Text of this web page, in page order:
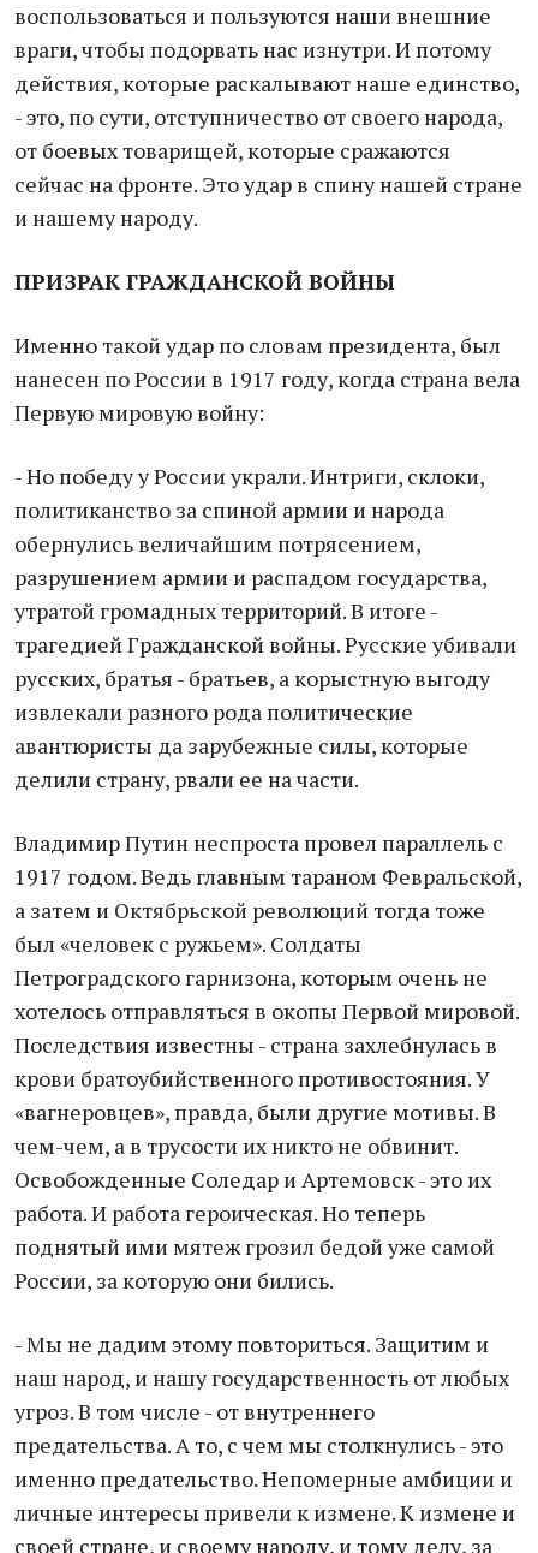
воспользоваться и пользуются наши внешние
враги, чтобы подорвать нас изнутри. И потому
действия, которые раскалывают наше единство,
- это, по сути, отступничество от своего народа,
от боевых товарищей, которые сражаются
сейчас на фронте. Это удар в спину нашей стране
и нашему народу.
ПРИЗРАК ГРАЖДАНСКОЙ ВОЙНЫ
Именно такой удар по словам президента, был
нанесен по России в 1917 году, когда страна вела
Первую мировую войну:
- Но победу у России украли. Интриги, склоки,
политиканство за спиной армии и народа
обернулись величайшим потрясением,
разрушением армии и распадом государства,
утратой громадных территорий. В итоге -
трагедией Гражданской войны. Русские убивали
русских, братья - братьев, а корыстную выгоду
извлекали разного рода политические
авантюристы да зарубежные силы, которые
делили страну, рвали ее на части.
Владимир Путин неспроста провел параллель с
1917 годом. Ведь главным тараном Февральской,
а затем и Октябрьской революций тогда тоже
был «человек с ружьем». Солдаты
Петроградского гарнизона, которым очень не
хотелось отправляться в окопы Первой мировой.
Последствия известны - страна захлебнулась в
крови братоубийственного противостояния. У
«вагнеровцев», правда, были другие мотивы. В
чем-чем, а в трусости их никто не обвинит.
Освобожденные Соледар и Артемовск - это их
работа. И работа героическая. Но теперь
поднятый ими мятеж грозил бедой уже самой
России, за которую они бились.
- Мы не дадим этому повториться. Защитим и
наш народ, и нашу государственность от любых
угроз. В том числе - от внутреннего
предательства. А то, с чем мы столкнулись - это
именно предательство. Непомерные амбиции и
личные интересы привели к измене. К измене и
своей стране, и своему народу, и тому делу, за